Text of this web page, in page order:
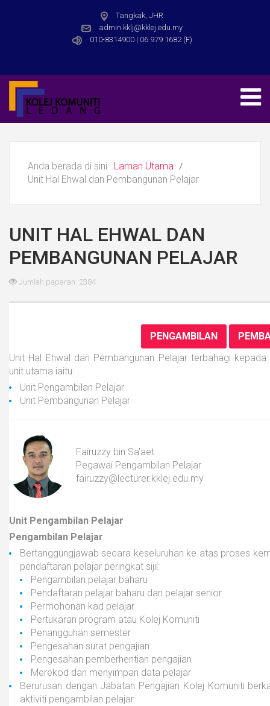
Tangkak, JHR
admin.kklj@kklej.edu.my
010-8314900 | 06 979 1682 (F)
Anda berada di sini: Laman Utama
Unit Hal Ehwal dan Pembangunan Pelajar
UNIT HAL EHWAL DAN
PEMBANGUNAN PELAJAR
Jumlah paparan: 2384
PENGAMBILAN
Unit Hal Ehwal dan Pembangunan Pelajar terbahagi
unit utama iaitu:
Unit Pengambilan Pelajar
Unit Pembangunan Pelajar
Fairuzzy bin Sa'aet
Pegawai Pengambilan Pelajar
fairuzzy@lecturer.kklej.edu.my
Unit Pengambilan Pelajar
Pengambilan Pelajar
Bertanggungjawab secara keseluruhan ke atas proses
pendaftaran pelajar peringkat sijil:
Pengambilan pelajar baharu
Pendaftaran pelajar baharu dan pelajar senior
Permohonan kad pelajar
Pertukaran program atau Kolej Komuniti
Penangguhan semester
Pengesahan surat pengajian
Pengesahan pemberhentian pengajian
Merekod dan menyimpan data pelajar
Berurusan dengan Jabatan Pengajian Kolej Komuniti
aktiviti pengambilan pelajar.